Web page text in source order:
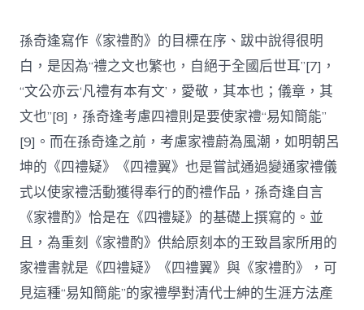
孫奇逢寫作《家禮酌》的目標在序、跋中說得很明
白，是因為“禮之文也繁也，自絕于全國后世耳”[7]，
“文公亦云‘凡禮有本有文’，愛敬，其本也；儀章，其
文也”[8]，孫奇逢考慮四禮則是要使家禮“易知簡能”
[9]。而在孫奇逢之前，考慮家禮蔚為風潮，如明朝呂
坤的《四禮疑》《四禮翼》也是嘗試通過變通家禮儀
式以使家禮活動獲得奉行的酌禮作品，孫奇逢自言
《家禮酌》恰是在《四禮疑》的基礎上撰寫的。並
且，為重刻《家禮酌》供給原刻本的王致昌家所用的
家禮書就是《四禮疑》《四禮翼》與《家禮酌》，可
見這種“易知簡能”的家禮學對清代士紳的生涯方法產